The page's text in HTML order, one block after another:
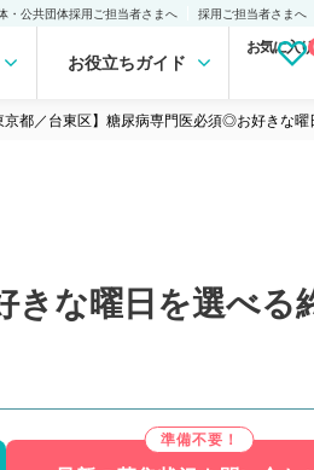
・公共団体採用ご担当者さまへ 採用ご担当者さまへ
お役立ちガイド
お気に入
京都／台東区】糖尿病専門医必須◎お好きな
な曜日を選べる